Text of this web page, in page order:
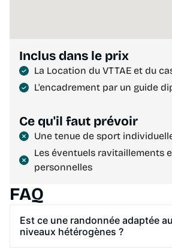
Inclus dans le prix
La Location du VTTAE et du
L'encadrement par un guide
Ce qu'il faut prévoir
Une tenue de sport
Les éventuels ravitaillements
personnelles
FAQ
Est ce une randonnée adaptée
niveaux hétérogènes ?